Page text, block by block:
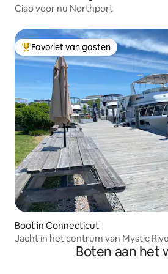
Ciao voor nu Northport
Topfavoriet van gasten
Favoriet van gasten
Boot in Connecticut
Jacht in het centrum van Mystic
adembenemend uitzichtBoten aan het